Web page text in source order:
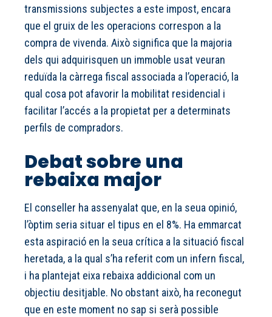
transmissions subjectes a este impost, encara
que el gruix de les operacions correspon a la
compra de vivenda. Això significa que la majoria
dels qui adquirisquen un immoble usat veuran
reduïda la càrrega fiscal associada a l’operació, la
qual cosa pot afavorir la mobilitat residencial i
facilitar l’accés a la propietat per a determinats
perfils de compradors.
Debat sobre una
rebaixa major
El conseller ha assenyalat que, en la seua opinió,
l’òptim seria situar el tipus en el 8%. Ha emmarcat
esta aspiració en la seua crítica a la situació fiscal
heretada, a la qual s’ha referit com un infern fiscal,
i ha plantejat eixa rebaixa addicional com un
objectiu desitjable. No obstant això, ha reconegut
que en este moment no sap si serà possible